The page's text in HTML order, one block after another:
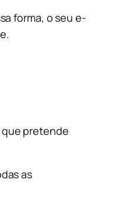
forma, o seu e-
que pretende
as